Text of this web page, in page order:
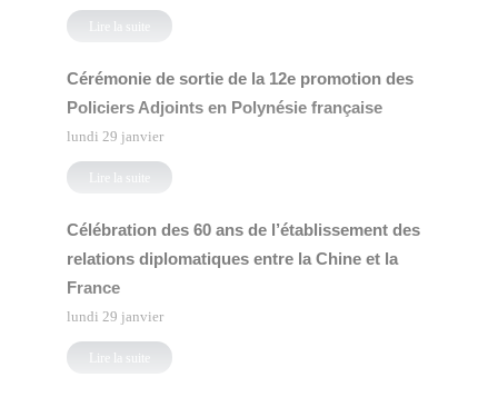
Lire la suite
Cérémonie de sortie de la 12e promotion des
Policiers Adjoints en Polynésie française
lundi 29 janvier
Lire la suite
Célébration des 60 ans de l’établissement des
relations diplomatiques entre la Chine et la
France
lundi 29 janvier
Lire la suite